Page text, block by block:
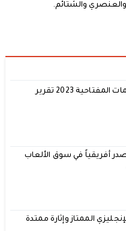
والعنصري والشتائم.
أبرز الكلمات المفتاحية 2023 تقرير
أفريقياً في سوق الألعاب
الممتاز وإثارة ممتدة